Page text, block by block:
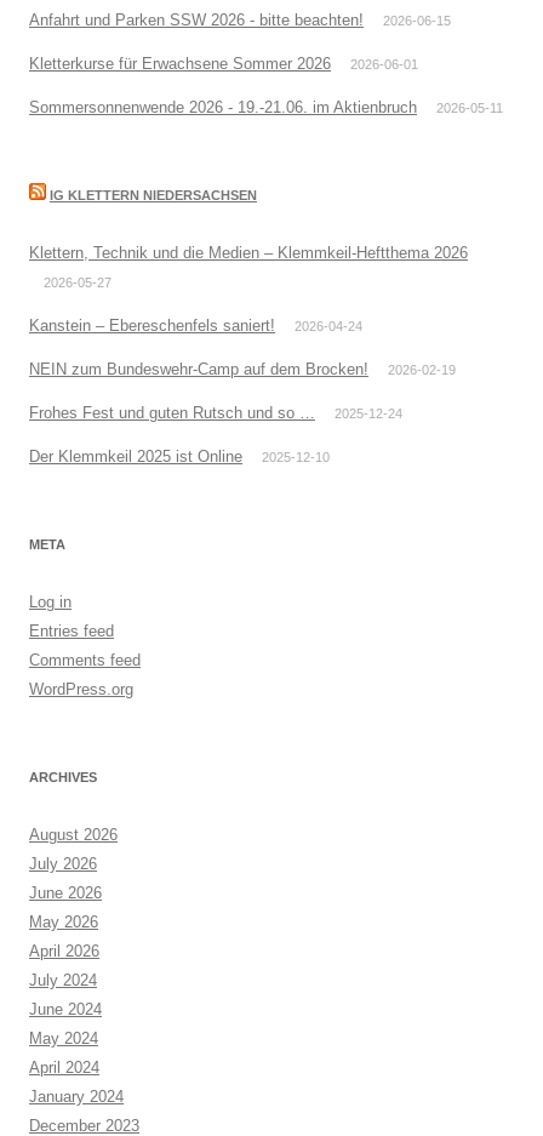
Anfahrt und Parken SSW 2026 - bitte beachten! 2026-06-15
Kletterkurse für Erwachsene Sommer 2026 2026-06-01
Sommersonnenwende 2026 - 19.-21.06. im Aktienbruch 2026-05-11
IG KLETTERN NIEDERSACHSEN
Klettern, Technik und die Medien – Klemmkeil-Heftthema 2026
2026-05-27
Kanstein – Ebereschenfels saniert! 2026-04-24
NEIN zum Bundeswehr-Camp auf dem Brocken! 2026-02-19
Frohes Fest und guten Rutsch und so … 2025-12-24
Der Klemmkeil 2025 ist Online 2025-12-10
META
Log in
Entries feed
Comments feed
WordPress.org
ARCHIVES
August 2026
July 2026
June 2026
May 2026
April 2026
July 2024
June 2024
May 2024
April 2024
January 2024
December 2023